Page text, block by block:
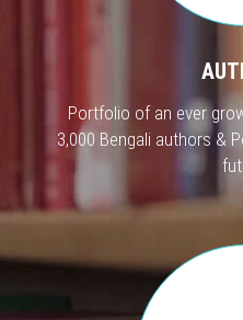
Portfolio of an ever
3,000 Bengali authors &